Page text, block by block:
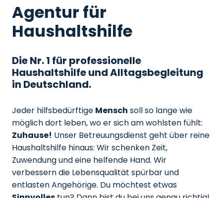
Agentur für
Haushaltshilfe
Die Nr. 1 für professionelle
Haushaltshilfe und Alltagsbegleitung
in Deutschland.
Jeder hilfsbedürftige Mensch soll so lange wie
möglich dort leben, wo er sich am wohlsten fühlt:
Zuhause! Unser Betreuungsdienst geht über reine
Haushaltshilfe hinaus: Wir schenken Zeit,
Zuwendung und eine helfende Hand. Wir
verbessern die Lebensqualität spürbar und
entlasten Angehörige. Du möchtest etwas